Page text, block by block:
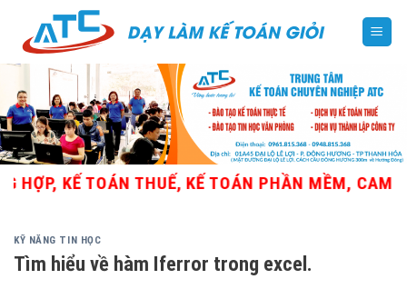
content
KẾ TOÁN THUẾ, KẾ TOÁN PHẦN MỀM, CAM KẾT
KỸ NĂNG TIN HỌC
Tìm hiểu về hàm Iferror trong excel.